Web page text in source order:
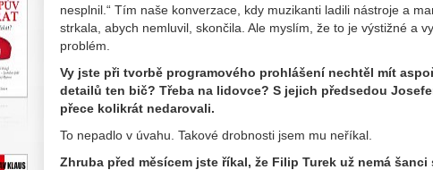
nesplnil.“ Tím naše konverzace, kdy muzikanti ladili nástroje a
strkala, abych nemluvil, skončila. Ale myslím, že to je výstižné a
problém.
Vy jste při tvorbě programového prohlášení nechtěl mít
detailů ten bič? Třeba na lidovce? S jejich předsedou
přece kolikrát nedarovali.
To nepadlo v úvahu. Takové drobnosti jsem mu neříkal.
Zhruba před měsícem jste říkal, že Filip Turek už nemá šanci